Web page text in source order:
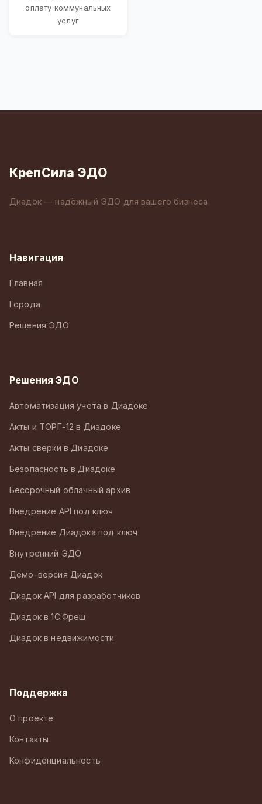
оплату коммунальных
услуг
КрепСила ЭДО
Диадок — надёжный ЭДО для вашего бизнеса
Навигация
Главная
Города
Решения ЭДО
Решения ЭДО
Автоматизация учета в Диадоке
Акты и ТОРГ-12 в Диадоке
Акты сверки в Диадоке
Безопасность в Диадоке
Бессрочный облачный архив
Внедрение API под ключ
Внедрение Диадока под ключ
Внутренний ЭДО
Демо-версия Диадок
Диадок API для разработчиков
Диадок в 1С:Фреш
Диадок в недвижимости
Поддержка
О проекте
Контакты
Конфиденциальность